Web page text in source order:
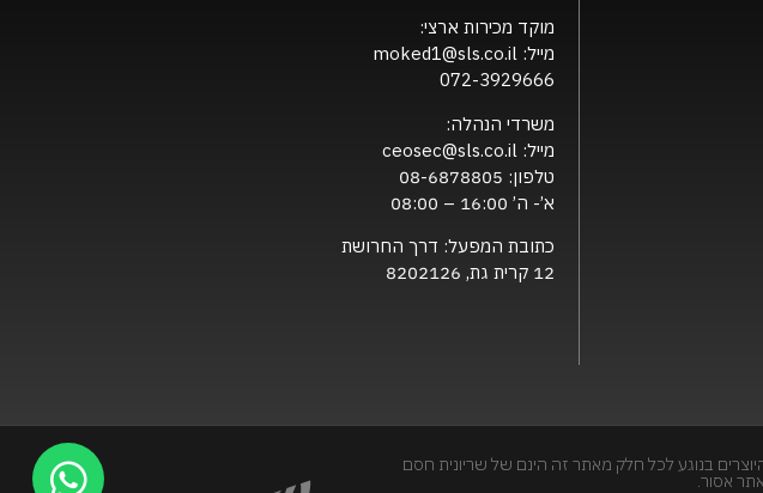
מוקד מכירות ארצי:
מייל:moked1@sls.co.il
072-3929666
משרדי הנהלה:
מייל: ceosec@sls.co.il
טלפון: 08-6878805
א’- ה’ 16:00 – 08:00
כתובת המפעל: דרך החרושת
12 קרית גת, 8202126
בנוגע לכל חלק מאתר זה הינם של שריונית חסם
אסור.